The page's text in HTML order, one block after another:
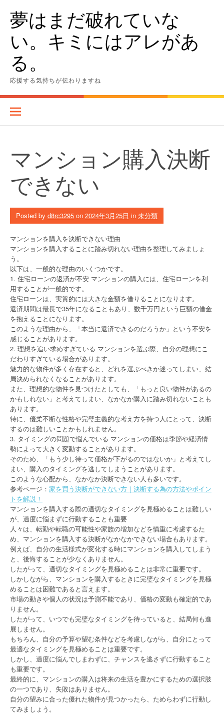
content夢はまだ破れていな
い。キミにはアレがあ
る。
応援する気持ちが伝わりますね
マンション購入決断
できない
Posted by d8rc3295 on 2024年3月25日 in 未分類
マンションを購入を決断できない理由
マンションを購入することに踏み切れない理由を整理してみましょ
う。
以下は、一般的な理由のいくつかです。
1. 住宅ローンの返済が不安 マンションの購入には、住宅ローンを利
用することが一般的です。
住宅ローンは、実質的には大きな金額を借りることになります。
返済期間は最長で35年になることもあり、数千万円という巨額の借金
を抱えることになります。
このような理由から、「本当に返済できるのだろうか」という不安を
感じることがあります。
2. 理想を追い求めすぎている マンションを選ぶ際、自分の理想にこ
だわりすぎている場合があります。
魅力的な物件が多く存在すると、どれを選ぶべきか迷ってしまい、結
局決められなくなることがあります。
また、理想的な物件を見つけたとしても、「もっと良い物件があるの
かもしれない」と考えてしまい、なかなか購入に踏み切れないことも
あります。
特に、優柔不断な性格や完璧主義的な考え方を持つ人にとって、決断
するのは難しいことかもしれません。
3. タイミングの問題で悩んでいる マンションの価格は季節や経済情
勢によって大きく変動することがあります。
そのため、「もう少し待って価格が下がるのではないか」と考えてし
まい、購入のタイミングを逃してしまうことがあります。
このような心配から、なかなか決断できない人も多いです。
参考ページ： 家を買う決断ができない方｜決断する為の方法やポイン
トを解説！
マンションを購入する際の適切なタイミングを見極めることは難しい
が、過度に悩まずに行動することも重要
人々は、転勤や転職の可能性や家族の増加などを慎重に考慮するた
め、マンションを購入する決断がなかなかできない場合もあります。
例えば、自分の生活様式が変化する時にマンションを購入してしまう
と、後悔することが少なくありません。
したがって、適切なタイミングを見極めることは非常に重要です。
しかしながら、マンションを購入するときに完璧なタイミングを見極
めることは困難であると言えます。
市場の動きや個人の状況は予測不能であり、価格の変動も確定的であ
りません。
したがって、いつでも完璧なタイミングを待っていると、結局何も進
展しません。
もちろん、自分の予算や望む条件などを考慮しながら、自分にとって
最適なタイミングを見極めることは重要です。
しかし、過度に悩んでしまわずに、チャンスを逃さずに行動すること
も重要です。
最終的に、マンションの購入は将来の生活を豊かにするための選択肢
の一つであり、失敗はありません。
自分の望みに合った優れた物件が見つかったら、ためらわずに行動し
てみましょう。